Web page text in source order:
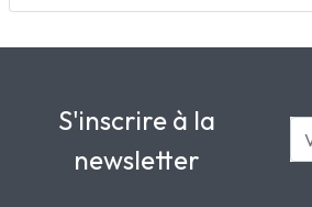
S'inscrire à la
newsletter